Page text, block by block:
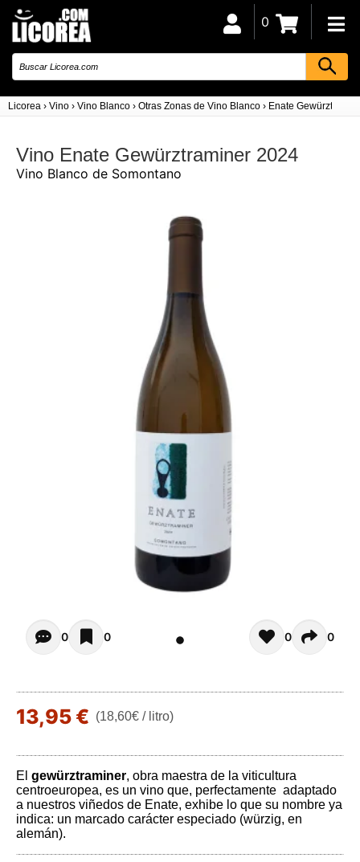
Licorea › Vino › Vino Blanco › Otras Zonas de Vino Blanco › Enate
0
Vino Enate Gewürztraminer 2024
Vino Blanco de Somontano
Opiniones de clientes - Actualmente no hay
0 0 0 0
13,95 € (18,60€ / litro)
El gewürztraminer, obra maestra de la viticultura
centroeuropea, es un vino que, perfectamente adaptado
a nuestros viñedos de Enate, exhibe lo que su nombre ya
indica: un marcado carácter especiado (würzig, en
alemán).